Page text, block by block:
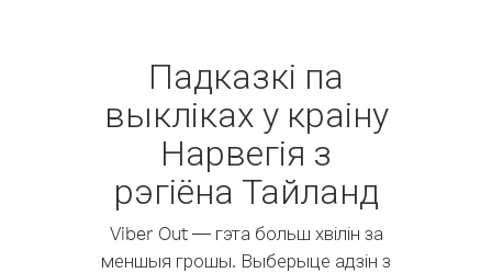
Падказкі па
выкліках у краіну
Нарвегія з
рэгіёна Тайланд
Viber Out — гэта больш хвілін за
меншыя грошы. Выберыце адзін з